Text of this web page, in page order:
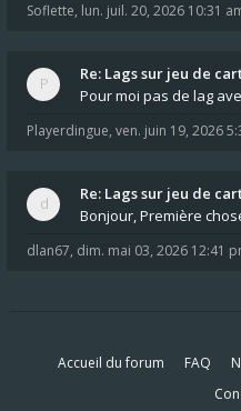
Soflette, lun. juil. 20, 2026 10:31
Re: Lags sur jeu de
Pour moi pas de lag
Playerdingue, ven. juin 19, 2026
Re: Lags sur jeu de
Bonjour, Première
dlan67, dim. mai 03, 2026 12:41
Accueil du forum FAQ